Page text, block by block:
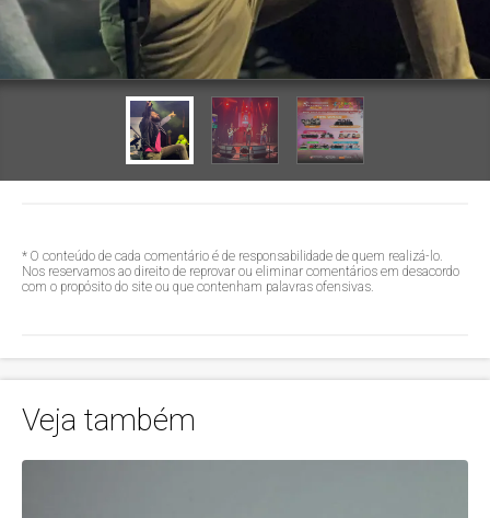
* O conteúdo de cada comentário é de responsabilidade de quem realizá-lo.
Nos reservamos ao direito de reprovar ou eliminar comentários em desacordo
com o propósito do site ou que contenham palavras ofensivas.
Veja também